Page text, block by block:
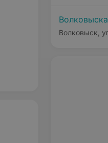
Волковыск,